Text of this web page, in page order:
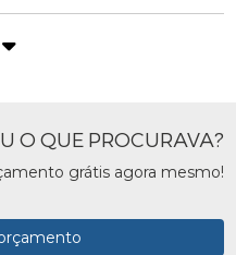
O QUE PROCURAVA?
grátis agora mesmo!